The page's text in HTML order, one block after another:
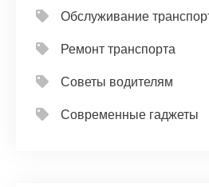
Обслуживание
Ремонт транспорта
Советы водителям
Современные гаджеты